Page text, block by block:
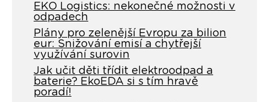
EKO Logistics: nekonečné možnosti v
odpadech
Plány pro zelenější Evropu za bilion
eur: Snižování emisí a chytřejší
využívání surovin
Jak učit děti třídit elektroodpad a
baterie? EkoEDA si s tím hravě
poradí!